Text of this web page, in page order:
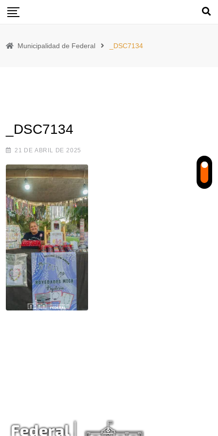
Skip
Municipalidad de Federal _DSC7134
_DSC7134
21 DE ABRIL DE 2025